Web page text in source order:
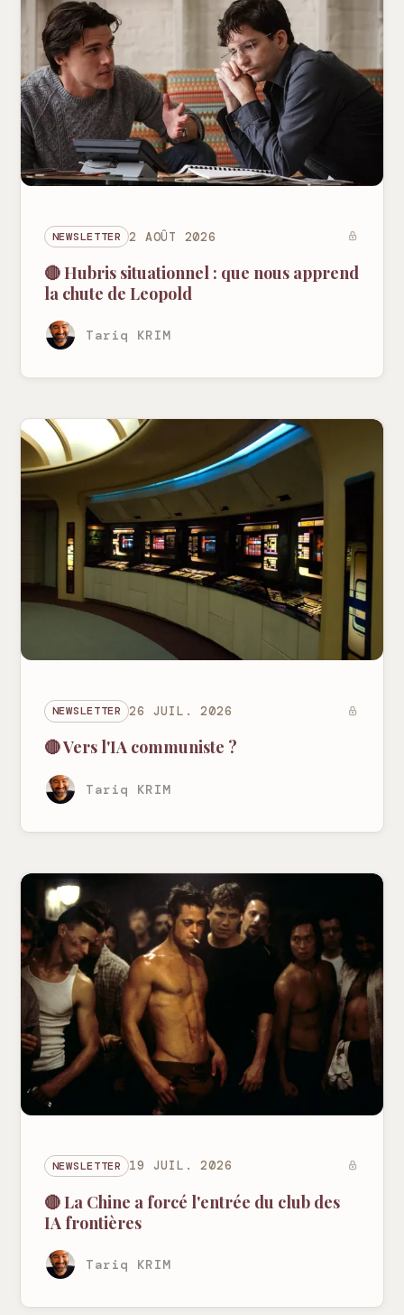
NEWSLETTER 2 AOÛT 2026
🔴 Hubris situationnel : que nous apprend
la chute de Leopold
Tariq KRIM
NEWSLETTER 26 JUIL. 2026
🔴 Vers l'IA communiste ?
Tariq KRIM
NEWSLETTER 19 JUIL. 2026
🔴 La Chine a forcé l'entrée du club des
IA frontières
Tariq KRIM